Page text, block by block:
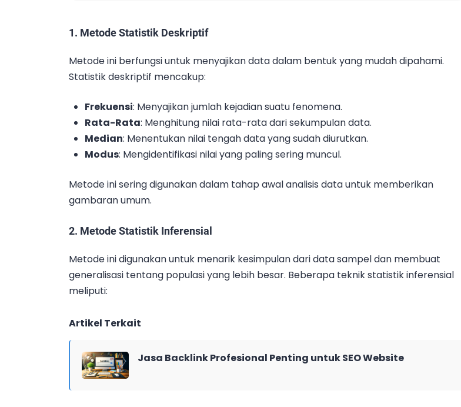
1. Metode Statistik Deskriptif
Metode ini berfungsi untuk menyajikan data dalam bentuk yang mudah dipahami.
Statistik deskriptif mencakup:
Frekuensi: Menyajikan jumlah kejadian suatu fenomena.
Rata-Rata: Menghitung nilai rata-rata dari sekumpulan data.
Median: Menentukan nilai tengah data yang sudah diurutkan.
Modus: Mengidentifikasi nilai yang paling sering muncul.
Metode ini sering digunakan dalam tahap awal analisis data untuk memberikan
gambaran umum.
2. Metode Statistik Inferensial
Metode ini digunakan untuk menarik kesimpulan dari data sampel dan membuat
generalisasi tentang populasi yang lebih besar. Beberapa teknik statistik inferensial
meliputi:
Artikel Terkait
Jasa Backlink Profesional Penting untuk SEO Website